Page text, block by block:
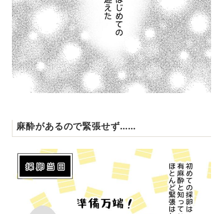
麻酔があるので緊張せず……